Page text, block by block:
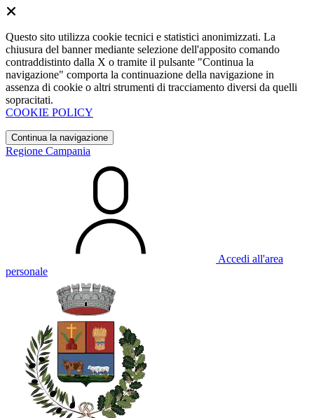
Questo sito utilizza cookie tecnici e statistici anonimizzati. La
chiusura del banner mediante selezione dell'apposito comando
contraddistinto dalla X o tramite il pulsante "Continua la
navigazione" comporta la continuazione della navigazione in
assenza di cookie o altri strumenti di tracciamento diversi da quelli
sopracitati.
COOKIE POLICY
Continua la navigazione
Regione Campania
Accedi all'area
personale